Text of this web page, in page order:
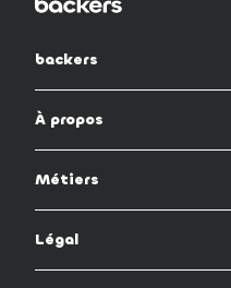
backers
À propos
Métiers
Légal